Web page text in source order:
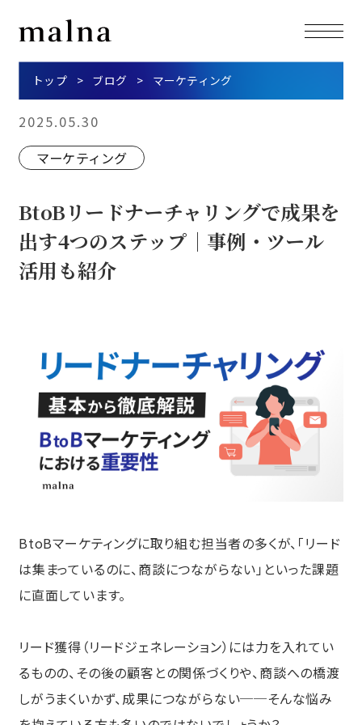
トップ ブログ マーケティング
2025.05.30
マーケティング
BtoBリードナーチャリングで成果を
出す4つのステップ｜事例・ツール
活用も紹介
BtoBマーケティングに取り組む担当者の多くが、「リード
は集まっているのに、商談につながらない」といった課題
に直面しています。
リード獲得（リードジェネレーション）には力を入れてい
るものの、その後の顧客との関係づくりや、商談への橋渡
しがうまくいかず、成果につながらない──そんな悩み